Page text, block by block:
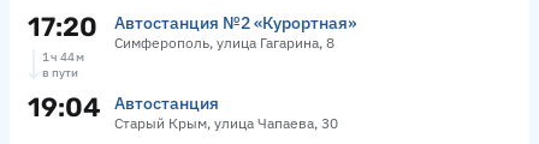
17:20 Автостанция №2 «Курортная»
Симферополь, улица Гагарина, 8
1 ч 44 м
в пути
19:04 Автостанция
Старый Крым, улица Чапаева, 30